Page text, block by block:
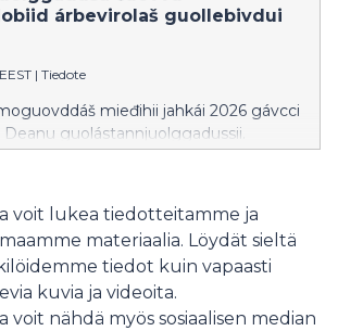
árbevirolaš guollebivdui
| Tiedote
mieđihii jahkái 2026 gávcci
guolástannjuolggadussii.
voit lukea tiedotteitamme ja
materiaalia. Löydät sieltä
tiedot kuin vapaasti
kuvia ja videoita.
voit nähdä myös sosiaalisen median